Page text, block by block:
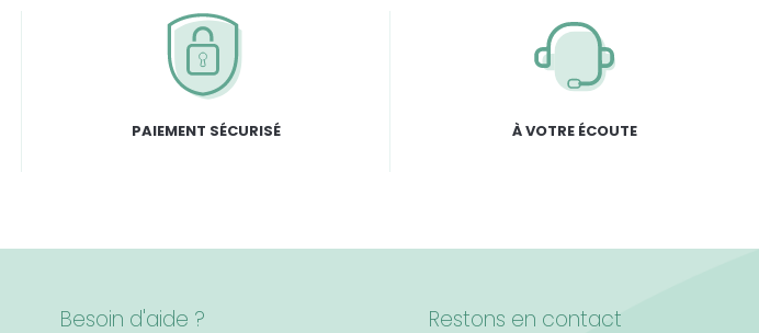
PAIEMENT SÉCURISÉ À VOTRE ÉCOUTE
Restons en contact
Besoin d'aide ?